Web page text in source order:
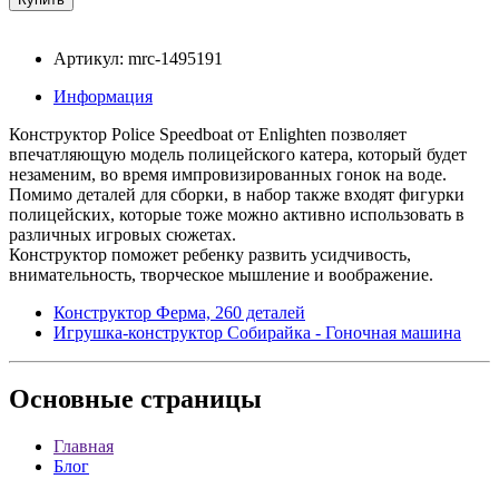
Артикул: mrc-1495191
Информация
Конструктор Police Speedboat от Enlighten позволяет
впечатляющую модель полицейского катера, который будет
незаменим, во время импровизированных гонок на воде.
Помимо деталей для сборки, в набор также входят фигурки
полицейских, которые тоже можно активно использовать в
различных игровых сюжетах.
Конструктор поможет ребенку развить усидчивость,
внимательность, творческое мышление и воображение.
Конструктор Ферма, 260 деталей
Игрушка-конструктор Собирайка - Гоночная машина
Основные страницы
Главная
Блог